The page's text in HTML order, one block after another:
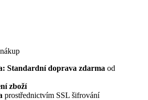
Standardní doprava zdarma od
zboží
prostřednictvím SSL šifrování